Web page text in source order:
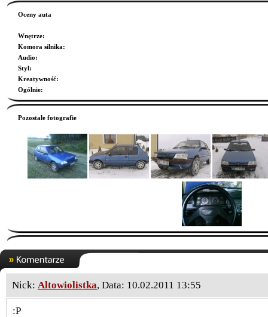
Oceny auta
Wnętrze:
Komora silnika:
Audio:
Styl:
Kreatywność:
Ogólnie:
Pozostałe fotografie
Nick: Altowiolistka, Data: 10.02.2011 13:55
:P